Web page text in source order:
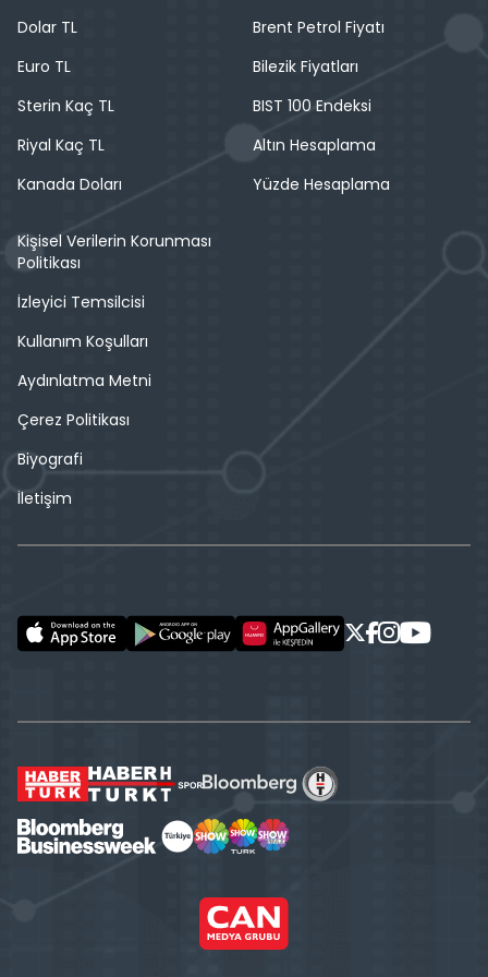
Dolar TL
Euro TL
Sterin Kaç TL
Riyal Kaç TL
Kanada Doları
Brent Petrol Fiyatı
Bilezik Fiyatları
BIST 100 Endeksi
Altın Hesaplama
Yüzde Hesaplama
Kişisel Verilerin Korunması
Politikası
İzleyici Temsilcisi
Kullanım Koşulları
Aydınlatma Metni
Çerez Politikası
Biyografi
İletişim